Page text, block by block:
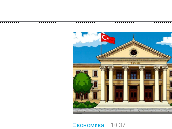
Экономика 10:37